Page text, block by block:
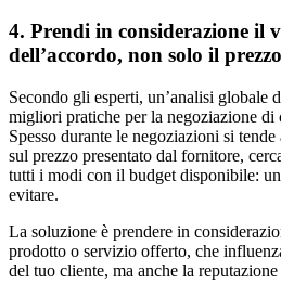
4. Prendi in considerazione il
dell’accordo, non solo il prezzo
Secondo gli esperti, un’analisi globale
migliori pratiche per la negoziazione
Spesso durante le negoziazioni si
sul prezzo presentato dal fornitore,
tutti i modi con il budget disponibile:
evitare.
La soluzione è prendere in
prodotto o servizio offerto, che
del tuo cliente, ma anche la